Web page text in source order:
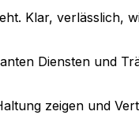
Klar, verlässlich,
Diensten und
zeigen und